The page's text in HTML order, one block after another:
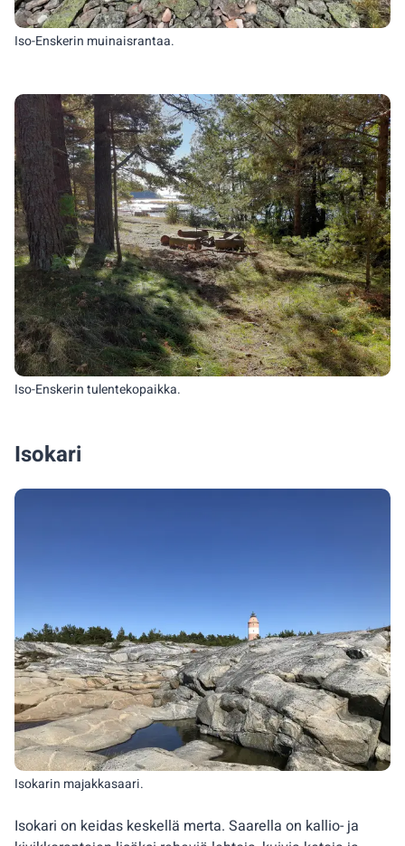
Iso-Enskerin muinaisrantaa.
Iso-Enskerin tulentekopaikka.
Isokari
Isokari on keidas keskellä merta. Saarella on kallio- ja
Isokarin majakkasaari.